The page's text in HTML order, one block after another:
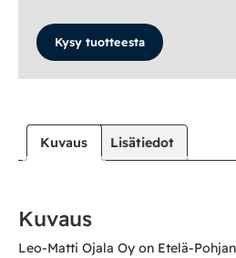
Kysy tuotteesta
Kuvaus Lisätiedot
Kuvaus
Leo-Matti Ojala Oy on Etelä-